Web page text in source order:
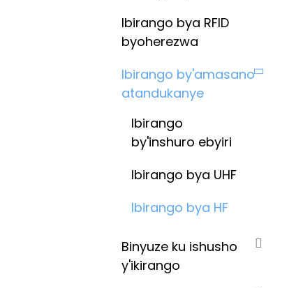
Ibirango bya RFID
byoherezwa
Ibirango by'amasano
atandukanye
Ibirango
by'inshuro ebyiri
Ibirango bya UHF
Ibirango bya HF
Binyuze ku ishusho
y'ikirango